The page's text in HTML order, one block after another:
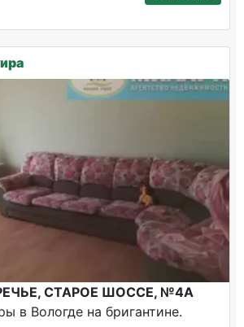
СТАРОЕ ШОССЕ, №4А
в Вологде на бригантине.